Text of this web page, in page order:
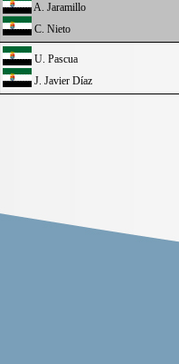
A. Jaramillo
C. Nieto
U. Pascua
J. Javier Díaz